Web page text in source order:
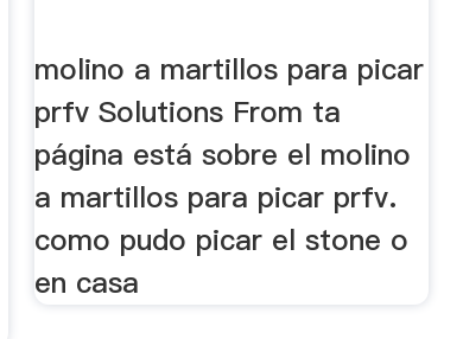
molino a martillos para picar
prfv Solutions From ta
página está sobre el molino
a martillos para picar prfv.
como pudo picar el stone o
en casa